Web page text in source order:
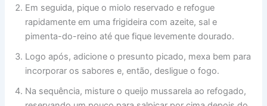
Em seguida, pique o miolo reservado e refogue
rapidamente em uma frigideira com azeite, sal e
pimenta-do-reino até que fique levemente dourado.
Logo após, adicione o presunto picado, mexa bem para
incorporar os sabores e, então, desligue o fogo.
Na sequência, misture o queijo mussarela ao refogado,